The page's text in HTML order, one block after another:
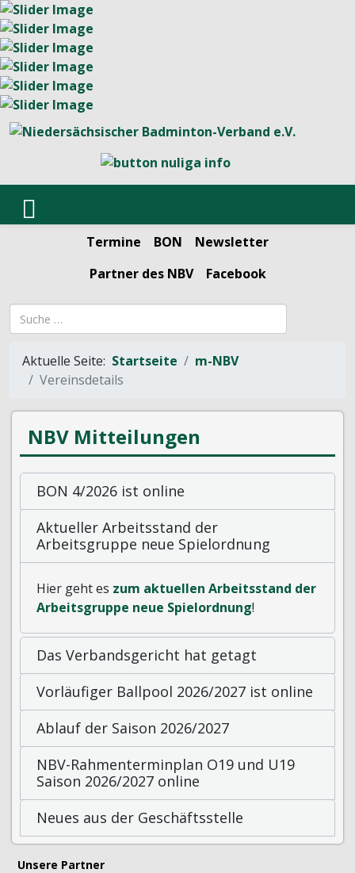
Termine BON
Newsletter
Partner des NBV
Facebook
Suchbegriff
Aktuelle Seite: Startseite
m-NBV
Vereinsdetails
NBV Mitteilungen
BON 4/2026 ist online
Aktueller Arbeitsstand der
Arbeitsgruppe neue Spielordnung
Hier geht es zum aktuellen Arbeitsstand der
Arbeitsgruppe neue Spielordnung!
Das Verbandsgericht hat getagt
Vorläufiger Ballpool 2026/2027 ist online
Ablauf der Saison 2026/2027
NBV-Rahmenterminplan O19 und U19
Saison 2026/2027 online
Neues aus der Geschäftsstelle
Unsere Partner